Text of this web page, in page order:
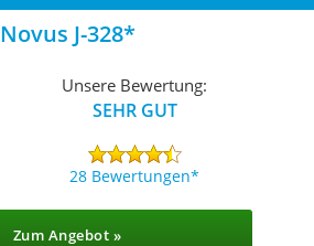
Novus J-328
Unsere Bewertung:
SEHR GUT
28 Bewertungen
Zum Angebot »